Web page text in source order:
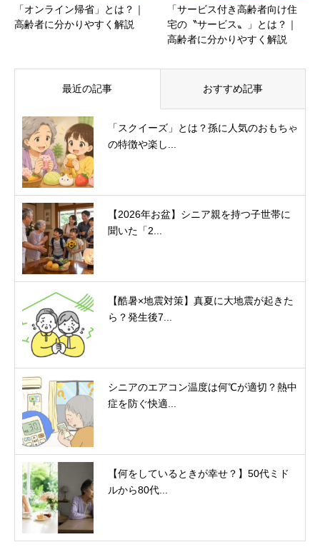
「オンライン帰省」とは？｜
高齢者に分かりやすく解説
「サービス付き高齢者向け住
宅の〝サービス〟」とは？｜
高齢者に分かりやすく解説
最近の記事 おすすめ記事
「スクイーズ」とは？孫に人気のおもちゃ
の特徴や楽し...
【2026年お盆】シニア親を持つ子世帯に
聞いた「2...
【酷暑×地震対策】真夏に大地震が起きた
ら？発生後7...
シニアのエアコン温度は何℃が適切？熱中
症を防ぐ快適...
【何をしているときが幸せ？】50代ミド
ルから80代...